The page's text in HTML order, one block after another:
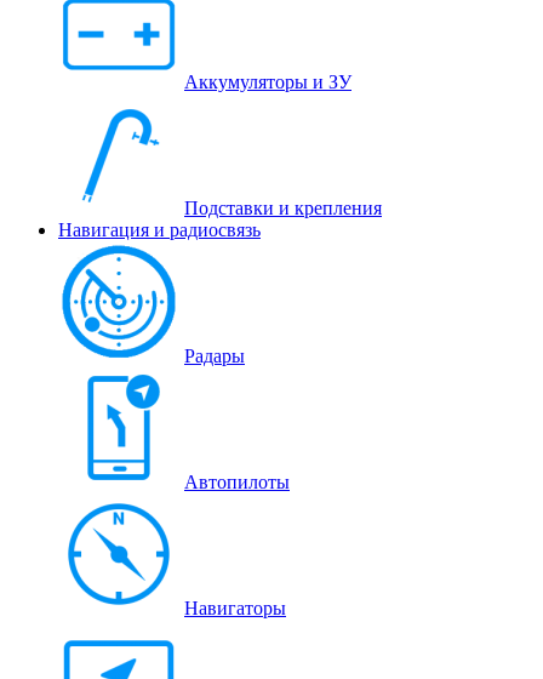
Аккумуляторы и ЗУ
Подставки и крепления
Навигация и радиосвязь
Радары
Автопилоты
Навигаторы